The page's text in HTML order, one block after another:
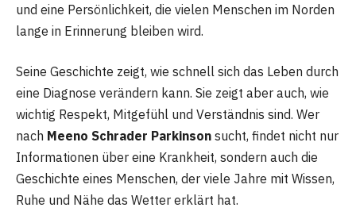
und eine Persönlichkeit, die vielen Menschen im Norden
lange in Erinnerung bleiben wird.
Seine Geschichte zeigt, wie schnell sich das Leben durch
eine Diagnose verändern kann. Sie zeigt aber auch, wie
wichtig Respekt, Mitgefühl und Verständnis sind. Wer
nach Meeno Schrader Parkinson sucht, findet nicht nur
Informationen über eine Krankheit, sondern auch die
Geschichte eines Menschen, der viele Jahre mit Wissen,
Ruhe und Nähe das Wetter erklärt hat.